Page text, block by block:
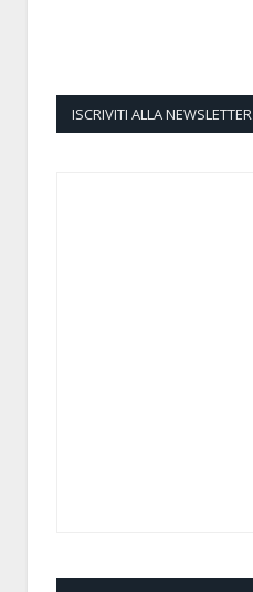
ISCRIVITI ALLA NEWSLETTER